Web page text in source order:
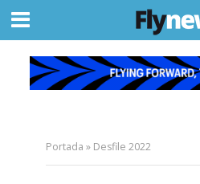
Portada » Desfile 2022